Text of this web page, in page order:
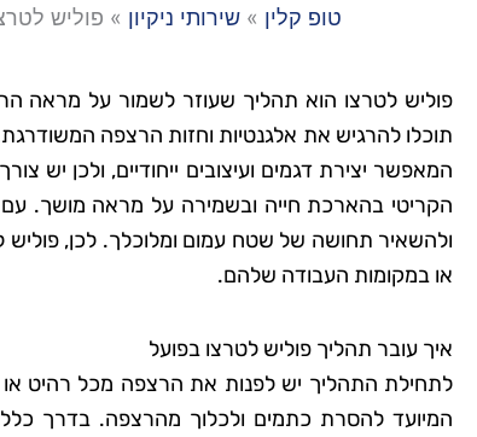
טופ קלין » שירותי ניקיון » פוליש
פוליש לטרצו הוא תהליך שעוזר לשמור על מראה
תוכלו להרגיש את אלגנטיות וחזות הרצפה
המאפשר יצירת דגמים ועיצובים ייחודיים, ולכן יש
הקריטי בהארכת חייה ובשמירה על מראה מושך.
ולהשאיר תחושה של שטח עמום ומלוכלך. לכן, פוליש
או במקומות העבודה שלהם.
איך עובר תהליך פוליש לטרצו בפועל
לתחילת התהליך יש לפנות את הרצפה מכל רהיט
המיועד להסרת כתמים ולכלוך מהרצפה. בדרך כלל,